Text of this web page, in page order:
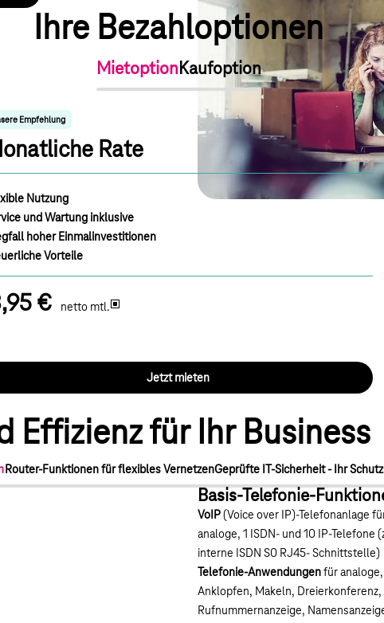
Ihre Bezahloptionen
Mietoption Kaufoption
Empfehlung
Rate
Nutzung
und Wartung inklusive
hoher Einmalinvestitionen
Vorteile
€ netto mtl.
Jetzt mieten
Effizienz für Ihr Business
Router-Funktionen für flexibles VernetzenGeprüfte IT-Sicherheit - Ihr
Basis-Telefonie-
VoIP(Voice over IP)-Telefonanlage
analoge, 1 ISDN- und 10 IP-Telefone
interne ISDN S0 RJ45- Schnittstelle)
Telefonie-Anwendungenfür
Anklopfen, Makeln,
Rufnummernanzeige,